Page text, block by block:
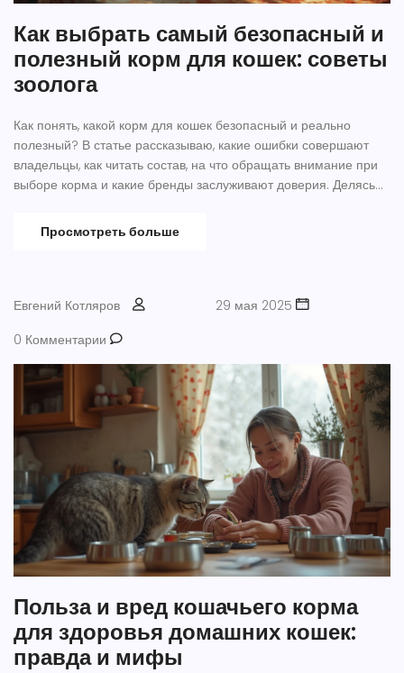
Как выбрать самый безопасный и
полезный корм для кошек: советы
зоолога
Как понять, какой корм для кошек безопасный и реально
полезный? В статье рассказываю, какие ошибки совершают
владельцы, как читать состав, на что обращать внимание при
выборе корма и какие бренды заслуживают доверия. Делясь
кошку без риска для здоровья.
Просмотреть больше
Евгений Котляров
29 мая 2025
0 Комментарии
Польза и вред кошачьего корма
для здоровья домашних кошек:
правда и мифы